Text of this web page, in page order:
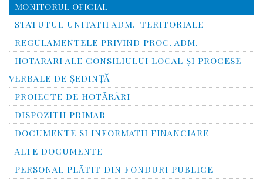
MONITORUL OFICIAL
STATUTUL UNITATII ADM.-TERITORIALE
REGULAMENTELE PRIVIND PROC. ADM.
HOTARARI ALE CONSILIULUI LOCAL ȘI PROCESE
VERBALE DE ȘEDINȚĂ
PROIECTE DE HOTĂRÂRI
DISPOZITII PRIMAR
DOCUMENTE SI INFORMATII FINANCIARE
ALTE DOCUMENTE
PERSONAL PLĂTIT DIN FONDURI PUBLICE